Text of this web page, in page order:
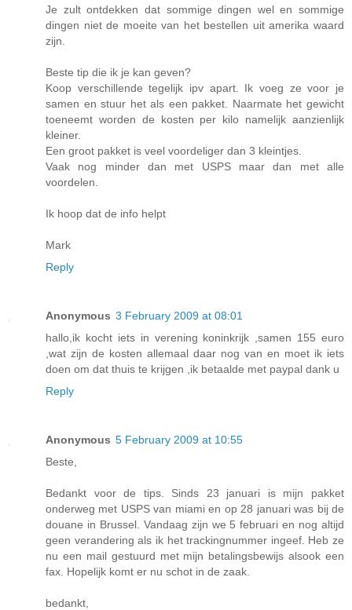
Je zult ontdekken dat sommige dingen wel en sommige
dingen niet de moeite van het bestellen uit amerika waard
zijn.
Beste tip die ik je kan geven?
Koop verschillende tegelijk ipv apart. Ik voeg ze voor je
samen en stuur het als een pakket. Naarmate het gewicht
toeneemt worden de kosten per kilo namelijk aanzienlijk
kleiner.
Een groot pakket is veel voordeliger dan 3 kleintjes.
Vaak nog minder dan met USPS maar dan met alle
voordelen.
Ik hoop dat de info helpt
Mark
Reply
Anonymous 3 February 2009 at 08:01
hallo,ik kocht iets in verening koninkrijk ,samen 155 euro
,wat zijn de kosten allemaal daar nog van en moet ik iets
doen om dat thuis te krijgen ,ik betaalde met paypal dank u
Reply
Anonymous 5 February 2009 at 10:55
Beste,
Bedankt voor de tips. Sinds 23 januari is mijn pakket
onderweg met USPS van miami en op 28 januari was bij de
douane in Brussel. Vandaag zijn we 5 februari en nog altijd
geen verandering als ik het trackingnummer ingeef. Heb ze
nu een mail gestuurd met mijn betalingsbewijs alsook een
fax. Hopelijk komt er nu schot in de zaak.
bedankt,